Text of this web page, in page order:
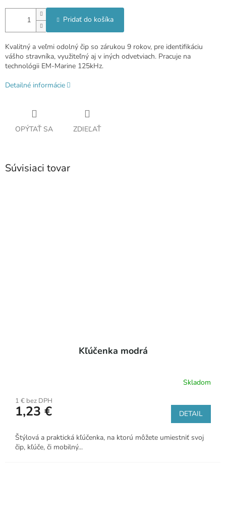
Pridať do košíka
Kvalitný a veľmi odolný čip so zárukou 9 rokov, pre identifikáciu
vášho stravníka, využiteľný aj v iných odvetviach. Pracuje na
technológii EM-Marine 125kHz.
Detailné informácie
OPÝTAŤ SA ZDIEĽAŤ
Súvisiaci tovar
Kľúčenka modrá
Skladom
1 € bez DPH
1,23 € DETAIL
Štýlová a praktická kľúčenka, na ktorú môžete umiestniť svoj
čip, kľúče, či mobilný...